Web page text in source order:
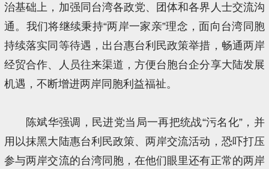
治基础上，加强同台湾各政党、团体和各界人士交流沟
通。我们将继续秉持“两岸一家亲”理念，面向台湾同胞
持续落实同等待遇，出台惠台利民政策举措，畅通两岸
经贸合作、人员往来渠道，方便台胞台企分享大陆发展
机遇，不断增进两岸同胞利益福祉。
陈斌华强调，民进党当局一再把统战“污名化”，并
用以抹黑大陆惠台利民政策、两岸交流活动，恐吓打压
参与两岸交流的台湾同胞，在他们眼里还有正常的两岸